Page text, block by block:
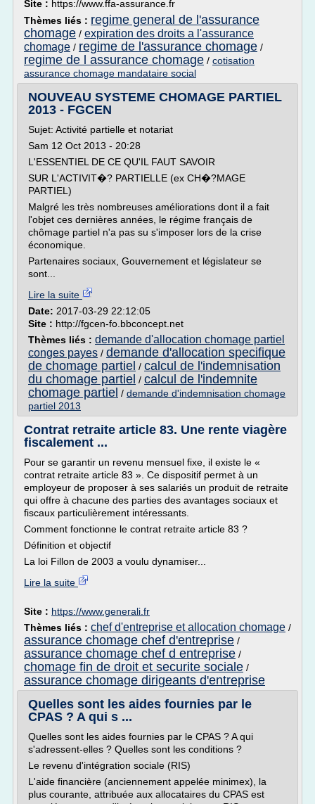
Site : https://www.ffa-assurance.fr
Thèmes liés : regime general de l'assurance
chomage / expiration des droits a l'assurance
chomage / regime de l'assurance chomage /
regime de l assurance chomage / cotisation
assurance chomage mandataire social
NOUVEAU SYSTEME CHOMAGE PARTIEL
2013 - FGCEN
Sujet: Activité partielle et notariat
Sam 12 Oct 2013 - 20:28
L'ESSENTIEL DE CE QU'IL FAUT SAVOIR
SUR L'ACTIVIT�? PARTIELLE (ex CH�?MAGE
PARTIEL)
Malgré les très nombreuses améliorations dont il a fait
l'objet ces dernières années, le régime français de
chômage partiel n'a pas su s'imposer lors de la crise
économique.
Partenaires sociaux, Gouvernement et législateur se
sont...
Lire la suite
Date: 2017-03-29 22:12:05
Site : http://fgcen-fo.bbconcept.net
Thèmes liés : demande d'allocation chomage partiel
conges payes / demande d'allocation specifique
de chomage partiel / calcul de l'indemnisation
du chomage partiel / calcul de l'indemnite
chomage partiel / demande d'indemnisation chomage
partiel 2013
Contrat retraite article 83. Une rente viagère
fiscalement ...
Pour se garantir un revenu mensuel fixe, il existe le «
contrat retraite article 83 ». Ce dispositif permet à un
employeur de proposer à ses salariés un produit de retraite
qui offre à chacune des parties des avantages sociaux et
fiscaux particulièrement intéressants.
Comment fonctionne le contrat retraite article 83 ?
Définition et objectif
La loi Fillon de 2003 a voulu dynamiser...
Lire la suite
Site : https://www.generali.fr
Thèmes liés : chef d'entreprise et allocation chomage /
assurance chomage chef d'entreprise /
assurance chomage chef d entreprise /
chomage fin de droit et securite sociale /
assurance chomage dirigeants d'entreprise
Quelles sont les aides fournies par le
CPAS ? A qui s ...
Quelles sont les aides fournies par le CPAS ? A qui
s'adressent-elles ? Quelles sont les conditions ?
Le revenu d'intégration sociale (RIS)
L'aide financière (anciennement appelée minimex), la
plus courante, attribuée aux allocataires du CPAS est